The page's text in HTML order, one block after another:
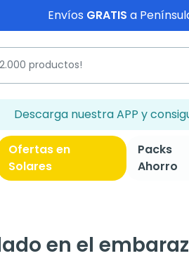
Envíos GRATIS a
Descarga nuestra APP y
Ofertas en
Solares
Packs
Ahorro
en el